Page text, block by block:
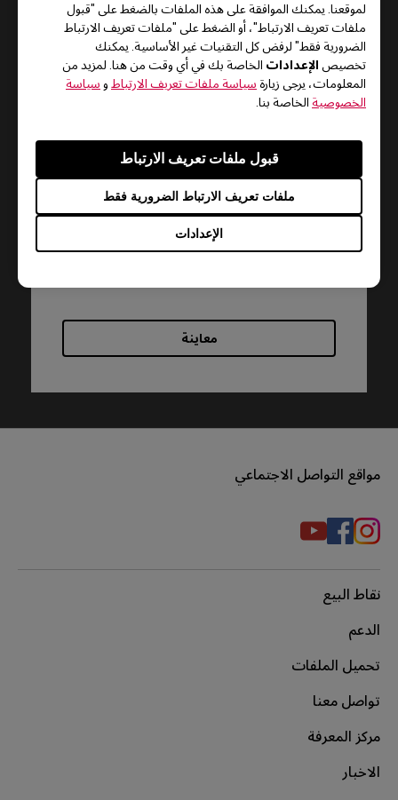
لموقعنا. يمكنك الموافقة على هذه الملفات بالضغط على "قبول
ملفات تعريف الارتباط"، أو الضغط على "ملفات تعريف الارتباط
الضرورية فقط" لرفض كل التقنيات غير الأساسية. يمكنك
تخصيص الإعدادات الخاصة بك في أي وقت من هنا. لمزيد من
المعلومات، يرجى زيارة سياسة ملفات تعريف الارتباط و سياسة
الخصوصية الخاصة بنا.
الإعدادات
ملفات تعريف الارتباط الضرورية فقط
قبول ملفات تعريف الارتباط
ZA12-B
دليل المستخدم
تاريخ : 2022/07/11
معاينة
مواقع التواصل الاجتماعي
نقاط البيع
الدعم
تحميل الملفات
تواصل معنا
مركز المعرفة
الاخبار